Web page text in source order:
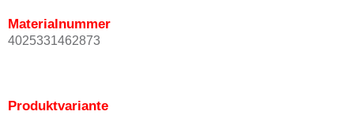
Materialnummer
4025331462873
Produktvariante